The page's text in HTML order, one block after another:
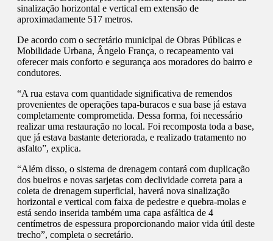
sinalização horizontal e vertical em extensão de
aproximadamente 517 metros.
De acordo com o secretário municipal de Obras Públicas e
Mobilidade Urbana, Ângelo França, o recapeamento vai
oferecer mais conforto e segurança aos moradores do bairro e
condutores.
“A rua estava com quantidade significativa de remendos
provenientes de operações tapa-buracos e sua base já estava
completamente comprometida. Dessa forma, foi necessário
realizar uma restauração no local. Foi recomposta toda a base,
que já estava bastante deteriorada, e realizado tratamento no
asfalto”, explica.
“Além disso, o sistema de drenagem contará com duplicação
dos bueiros e novas sarjetas com declividade correta para a
coleta de drenagem superficial, haverá nova sinalização
horizontal e vertical com faixa de pedestre e quebra-molas e
está sendo inserida também uma capa asfáltica de 4
centímetros de espessura proporcionando maior vida útil deste
trecho”, completa o secretário.